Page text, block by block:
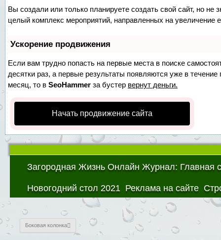
Вы создали или только планируете создать свой сайт, но не
целый комплекс мероприятий, направленных на увеличение
Ускорение продвижения
Если вам трудно попасть на первые места в поиске
десятки раз, а первые результаты появляются уже в
месяц, то в SeoHammer за бустер вернут деньги.
Начать продвижение сайта
Загородная Жизнь Онлайн Журнал: Главная
Новогодний стол 2021 Реклама на сайте
Боковая колонка